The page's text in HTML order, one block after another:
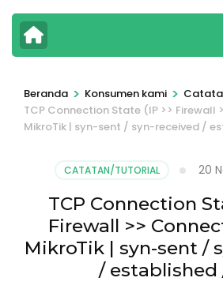
Beranda > Konsumen kami >
TCP Connection State (IP >> Firewall
MikroTik | syn-sent / syn-received /
CATATAN/TUTORIAL 20
TCP Connection
Firewall >>
MikroTik | syn-sent /
/ established